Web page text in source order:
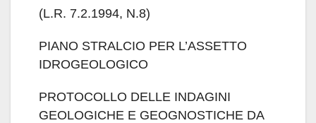
(L.R. 7.2.1994, N.8)
PIANO STRALCIO PER L’ASSETTO
IDROGEOLOGICO
PROTOCOLLO DELLE INDAGINI
GEOLOGICHE E GEOGNOSTICHE DA